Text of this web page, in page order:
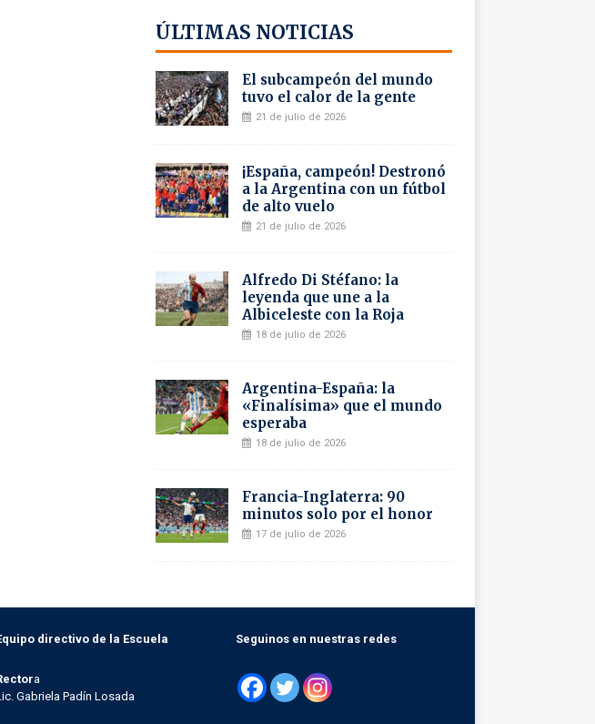
ÚLTIMAS NOTICIAS
El subcampeón del mundo
tuvo el calor de la gente
21 de julio de 2026
¡España, campeón! Destronó
a la Argentina con un fútbol
de alto vuelo
21 de julio de 2026
Alfredo Di Stéfano: la
leyenda que une a la
Albiceleste con la Roja
18 de julio de 2026
Argentina-España: la
«Finalísima» que el mundo
esperaba
18 de julio de 2026
Francia-Inglaterra: 90
minutos solo por el honor
17 de julio de 2026
directivo de la Escuela
a
Gabriela Padín Losada
Seguinos en nuestras redes